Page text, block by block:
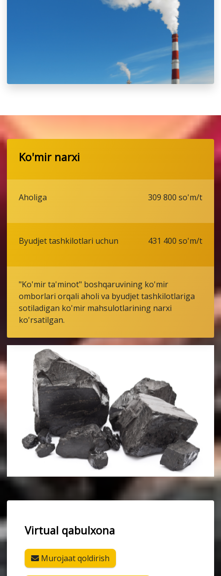
Ko'mir narxi
Aholiga 309 800 so'm/t
Byudjet tashkilotlari uchun 431 400 so'm/t
"Ko'mir ta'minot" boshqaruvining ko'mir
omborlari orqali aholi va byudjet tashkilotlariga
sotiladigan ko'mir mahsulotlarining narxi
ko'rsatilgan.
Virtual qabulxona
Murojaat qoldirish